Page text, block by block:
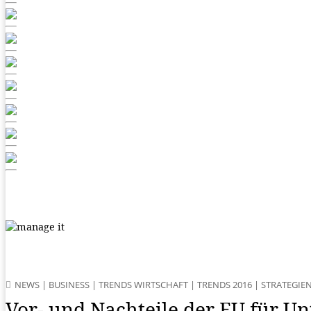
NEWS | BUSINESS | TRENDS WIRTSCHAFT | TRENDS 2016 | STRATEGIEN